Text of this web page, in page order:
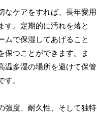
なケアをすれば、長年愛用
す。定期的に汚れを落と
ムで保湿してあげること
保つことができます。ま
温多湿の場所を避けて保管
す。
強度、耐久性、そして独特